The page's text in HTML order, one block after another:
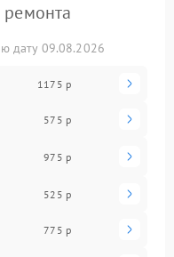
дату 09.08.2026
1175 р
575 р
975 р
525 р
775 р